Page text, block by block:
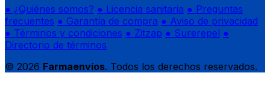
● ¿Quiénes somos? ● Licencia sanitaria ● Preguntas
frecuentes ● Garantía de compra ● Aviso de privacidad
● Términos y condiciones ● Zitzap ● Surerepel ●
Directorio de términos
© 2026 Farmaenvíos. Todos los derechos reservados.